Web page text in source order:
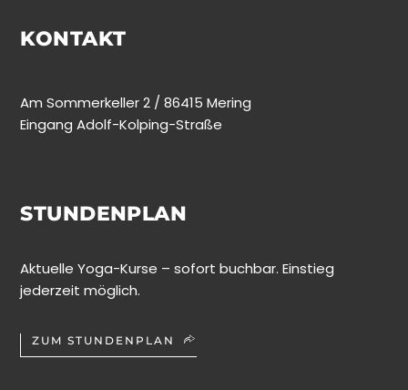
KONTAKT
Am Sommerkeller 2 / 86415 Mering
Eingang Adolf-Kolping-Straße
STUNDENPLAN
Aktuelle Yoga-Kurse – sofort buchbar. Einstieg
jederzeit möglich.
ZUM STUNDENPLAN